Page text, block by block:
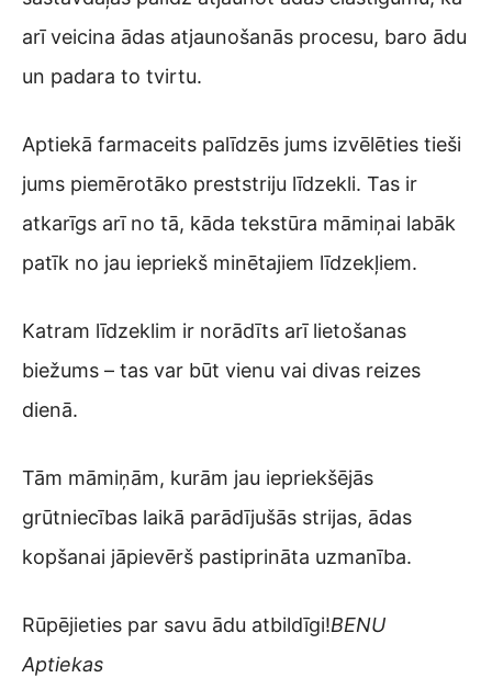
arī veicina ādas atjaunošanās procesu, baro ādu
un padara to tvirtu.
Aptiekā farmaceits palīdzēs jums izvēlēties tieši
jums piemērotāko preststriju līdzekli. Tas ir
atkarīgs arī no tā, kāda tekstūra māmiņai labāk
patīk no jau iepriekš minētajiem līdzekļiem.
Katram līdzeklim ir norādīts arī lietošanas
biežums – tas var būt vienu vai divas reizes
dienā.
Tām māmiņām, kurām jau iepriekšējās
grūtniecības laikā parādījušās strijas, ādas
kopšanai jāpievērš pastiprināta uzmanība.
Rūpējieties par savu ādu atbildīgi!BENU
Aptiekas